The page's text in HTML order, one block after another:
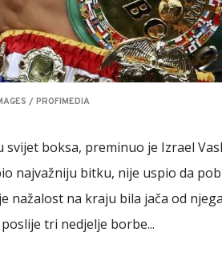
/ PROFIMEDIA
boksa, preminuo je Izrael
najvažniju bitku, nije uspio da
nažalost na kraju bila jača od
tri nedjelje borbe...